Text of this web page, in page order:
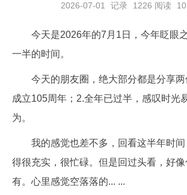
2026-07-01 记录 1226 阅读
今天是2026年的7月1日，今年眨眼
一半的时间。
今天的朋友圈，绝大部分都是分享
成立105周年；2.全年已过半，感叹时光
为。
我的感觉也差不多，回看这半年时
得很充实，很忙碌。但是回过头看，好
有。心里感觉空落落的... ...